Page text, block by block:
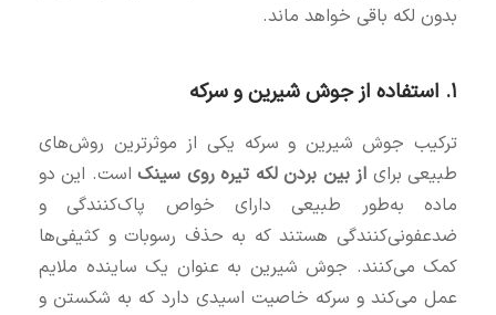
بدون لکه باقی خواهد ماند.
۱. استفاده از جوش شیرین و سرکه
ترکیب جوش شیرین و سرکه یکی از موثرترین روش‌های
طبیعی برای از بین بردن لکه تیره روی سینکاست. این دو
ماده به‌طور طبیعی دارای خواص پاک‌کنندگی و
ضدعفونی‌کنندگی هستند که به حذف رسوبات و کثیفی‌ها
کمک می‌کنند. جوش شیرین به عنوان یک ساینده ملایم
عمل می‌کند و سرکه خاصیت اسیدی دارد که به شکستن و